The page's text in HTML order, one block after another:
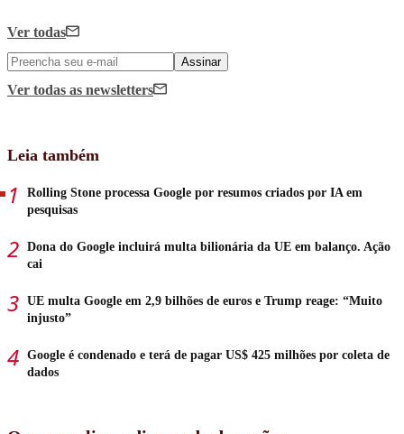
Ver todas
Assinar
Ver todas as newsletters
Leia também
Rolling Stone processa Google por resumos criados por IA em
pesquisas
Dona do Google incluirá multa bilionária da UE em balanço. Ação
cai
UE multa Google em 2,9 bilhões de euros e Trump reage: “Muito
injusto”
Google é condenado e terá de pagar US$ 425 milhões por coleta de
dados